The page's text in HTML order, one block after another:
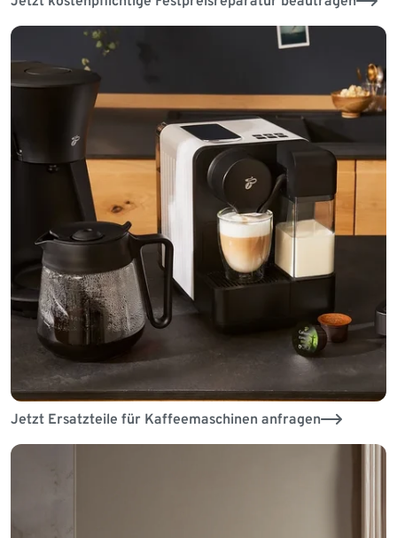
Jetzt Ersatzteile für Kaffeemaschinen anfragen